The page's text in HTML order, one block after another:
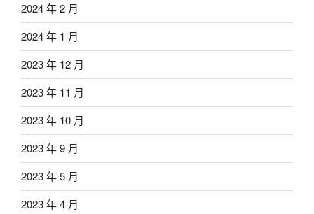
2024 年 2 月
2024 年 1 月
2023 年 12 月
2023 年 11 月
2023 年 10 月
2023 年 9 月
2023 年 5 月
2023 年 4 月